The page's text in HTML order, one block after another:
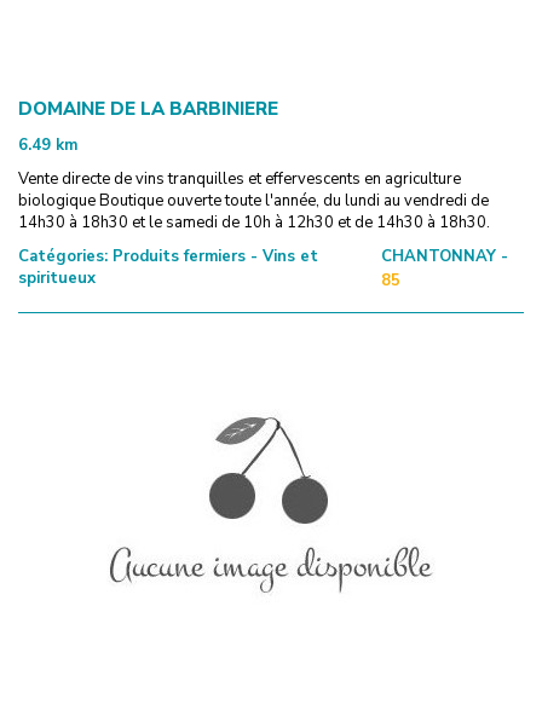
DOMAINE DE LA BARBINIERE
6.49 km
Vente directe de vins tranquilles et effervescents en agriculture
biologique Boutique ouverte toute l'année, du lundi au vendredi de
14h30 à 18h30 et le samedi de 10h à 12h30 et de 14h30 à 18h30.
Catégories: Produits fermiers - Vins et
spiritueux
CHANTONNAY -
85